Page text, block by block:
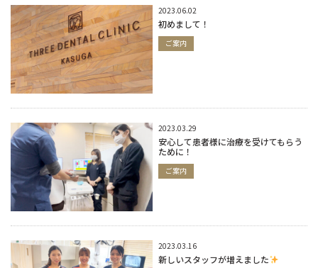
2023.06.02
初めまして！
ご案内
2023.03.29
安心して患者様に治療を受けてもらう
ために！
ご案内
2023.03.16
新しいスタッフが増えました